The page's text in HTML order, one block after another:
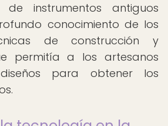
instrumentos antiguos
conocimiento de los
de construcción y
permitía a los artesanos
para obtener los